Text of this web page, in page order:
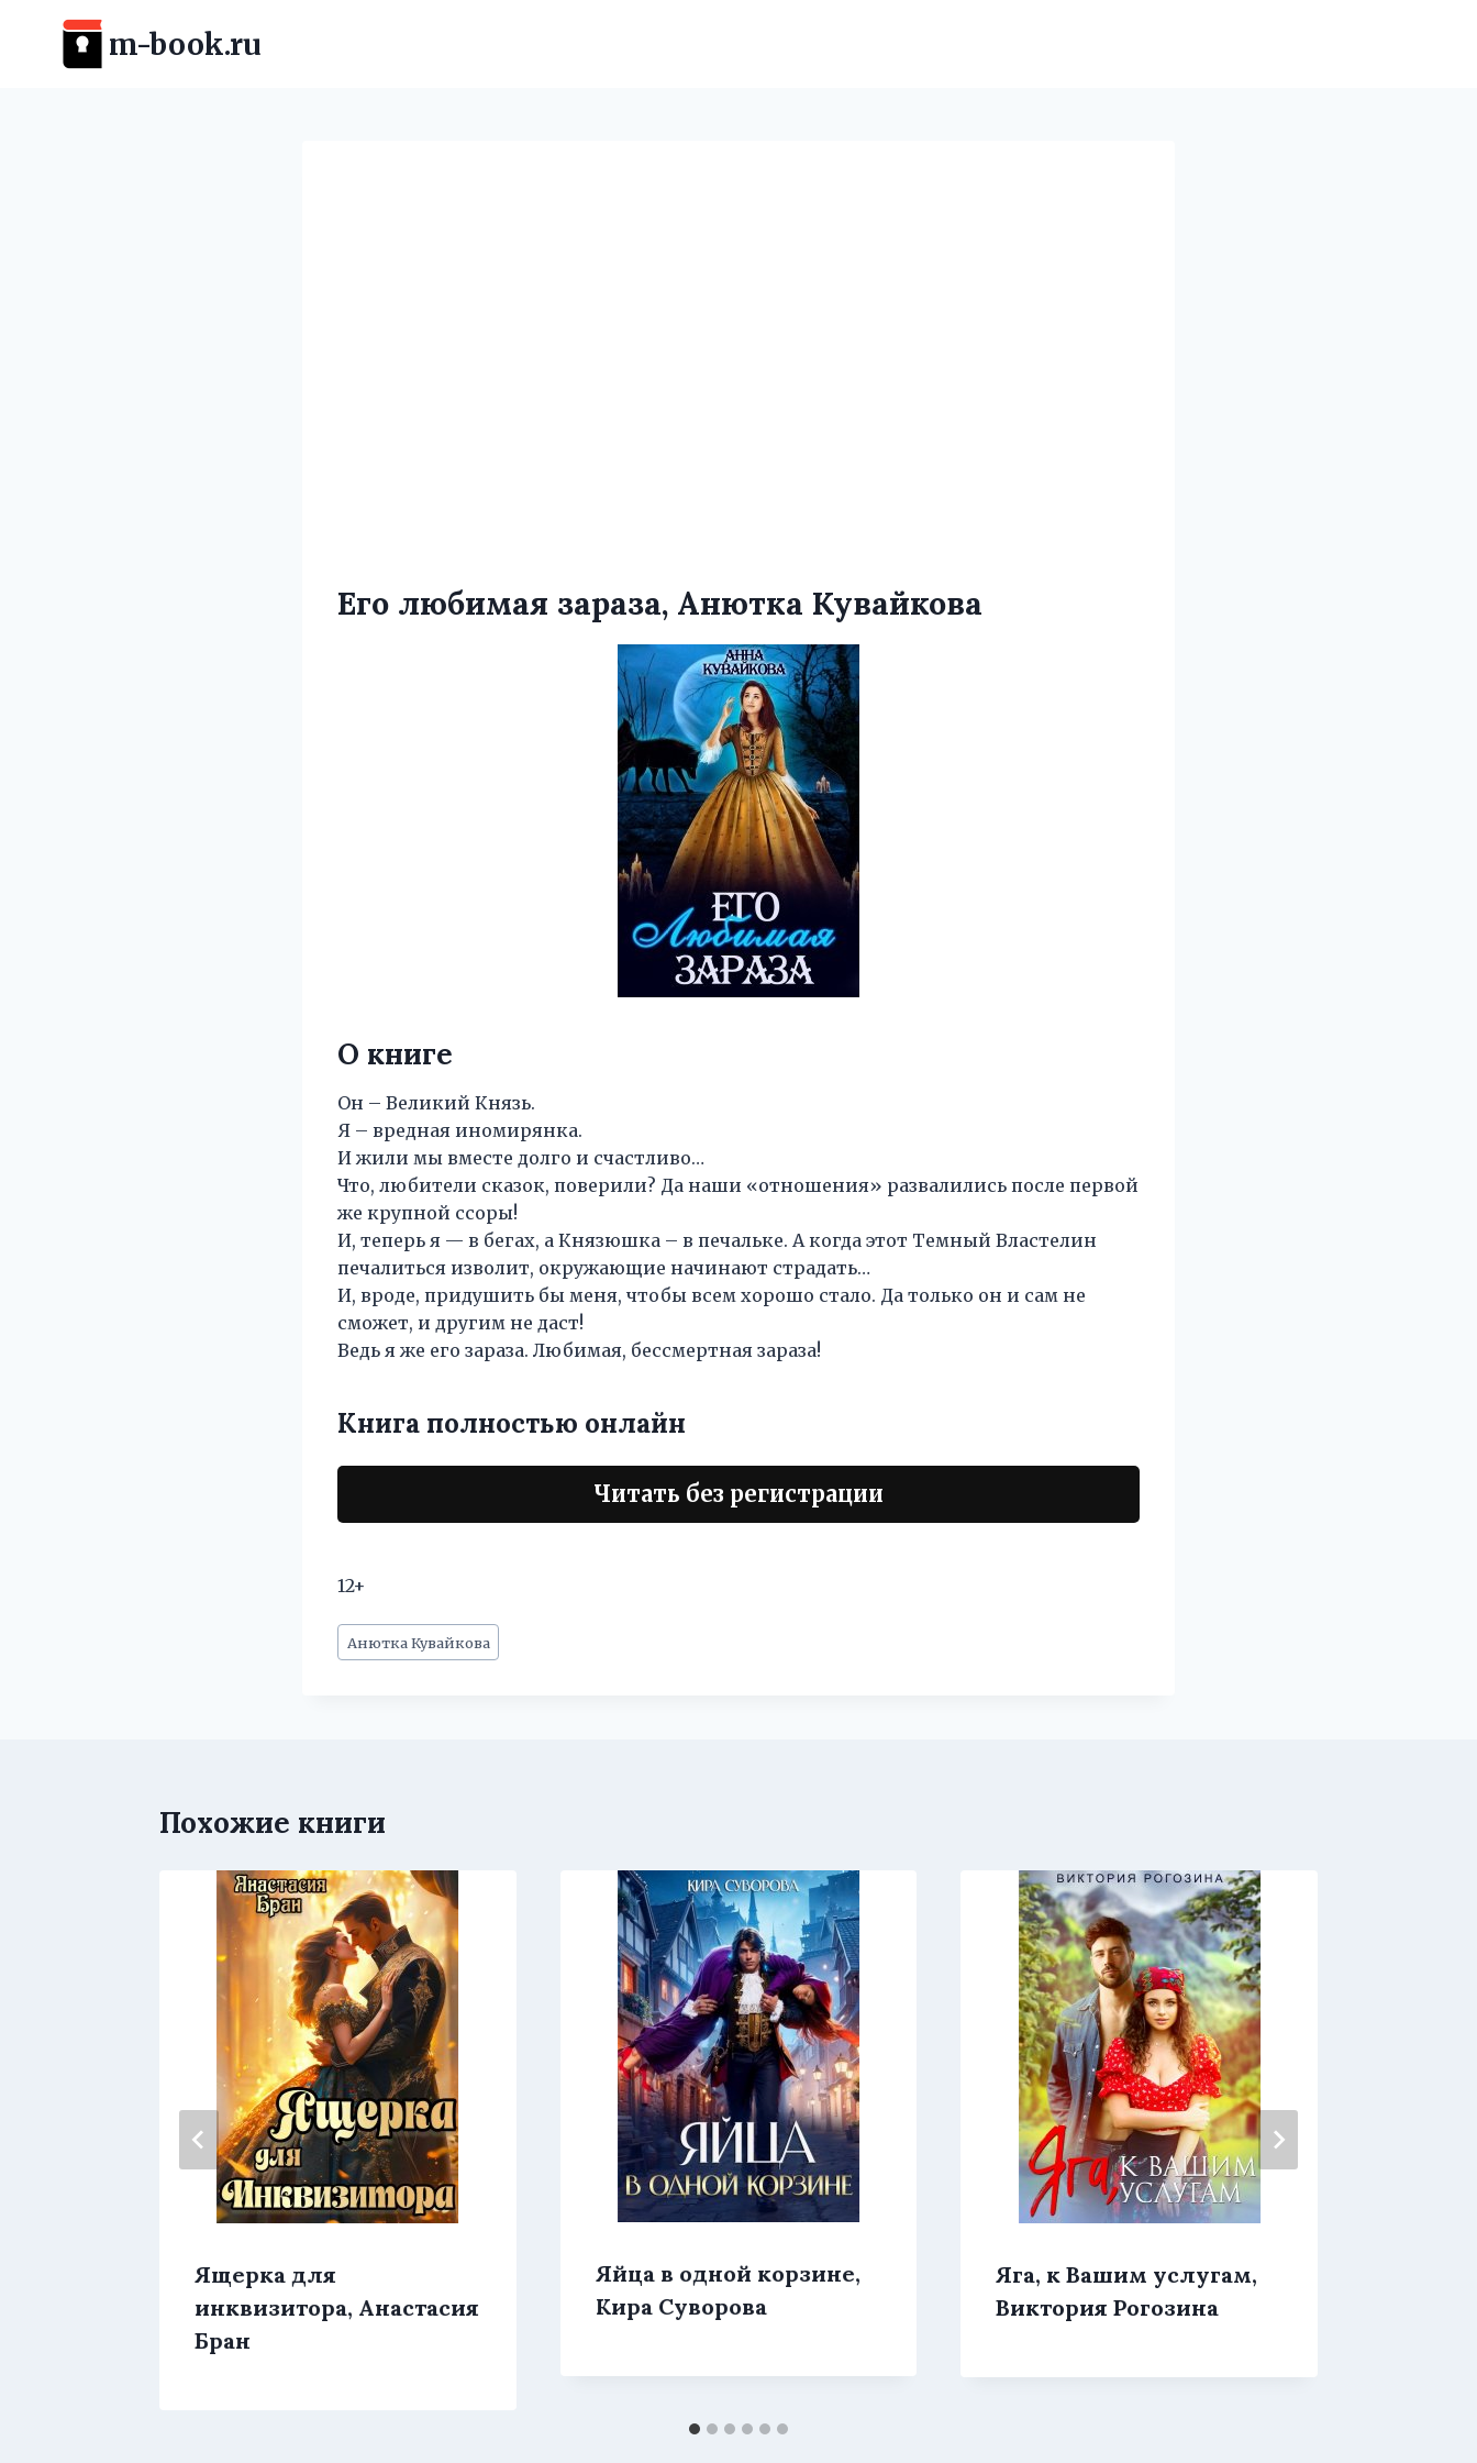
Перейти
содержимому
m-book.ru
Его любимая зараза, Анютка Кувайкова
О книге
Он – Великий Князь.
Я – вредная иномирянка.
И жили мы вместе долго и счастливо…
Что, любители сказок, поверили? Да наши «отношения» развалились после первой
же крупной ссоры!
И, теперь я — в бегах, а Князюшка – в печальке. А когда этот Темный Властелин
печалиться изволит, окружающие начинают страдать…
И, вроде, придушить бы меня, чтобы всем хорошо стало. Да только он и сам не
сможет, и другим не даст!
Ведь я же его зараза. Любимая, бессмертная зараза!
Книга полностью онлайн
Читать без регистрации
12+
Метки
записи:
Анютка Кувайкова
Похожие книги
Ящерка для
инквизитора, Анастaсия
Бран
Яйца в одной корзине,
Кира Суворова
Яга, к Вашим услугам,
Виктория Рогозина